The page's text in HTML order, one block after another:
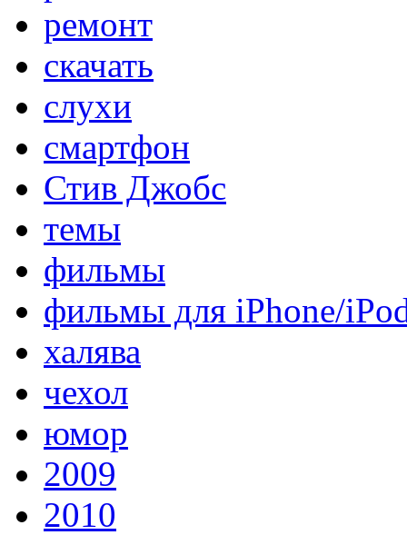
ремонт
скачать
слухи
смартфон
Стив Джобс
темы
фильмы
фильмы для iPhone/
халява
чехол
юмор
2009
2010